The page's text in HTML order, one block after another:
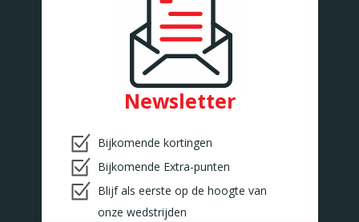
Newsletter
Bijkomende kortingen
Bijkomende Extra-punten
Blijf als eerste op de hoogte van
onze wedstrijden